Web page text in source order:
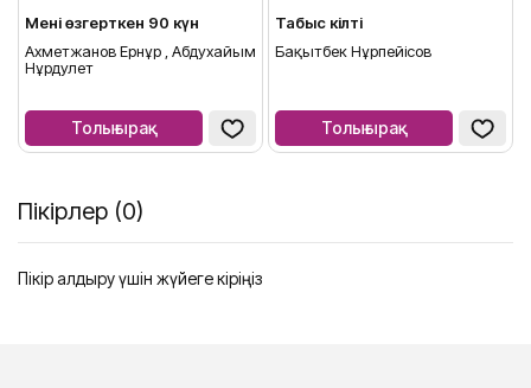
Мені өзгерткен 90 күн
Ахметжанов Ернұр , Абдухайым
Нұрдәулет
Толығырақ
Табыс кілті
Бақытбек Нұрпейісов
Толығырақ
Пікірлер (0)
Пікір қалдыру үшін жүйеге кіріңіз